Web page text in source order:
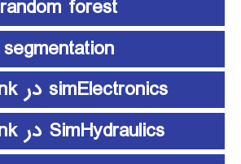
random forest
segmentation
simElectronics در Simulink
SimHydraulics در simulink